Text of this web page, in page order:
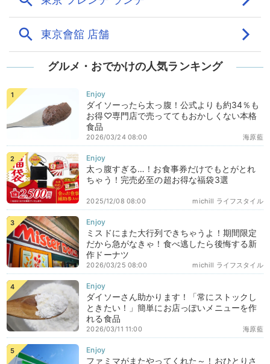
グルメ・おでかけの人気ランキング
ダイソーったら太っ腹！公式よりも約34％も
お得♡専門店で売っててもおかしくない本格
食品
海原藍
2026/03/24 08:00
太っ腹すぎる…！お食事券だけでもとがとれ
ちゃう！完売必至の超お得な福袋3選
michill ライフスタイル
2025/12/08 08:00
ミスドにまた大行列できちゃうよ！期間限定
だから急がなきゃ！食べ逃したら後悔する新
作ドーナツ
michill ライフスタイル
2026/03/25 08:00
ダイソーさん助かります！「常にストックし
ときたい！」簡単にお店っぽいメニューを作
れる食品
海原藍
2026/03/11 11:00
ファミマがまたやってくれた～！おひとりさ